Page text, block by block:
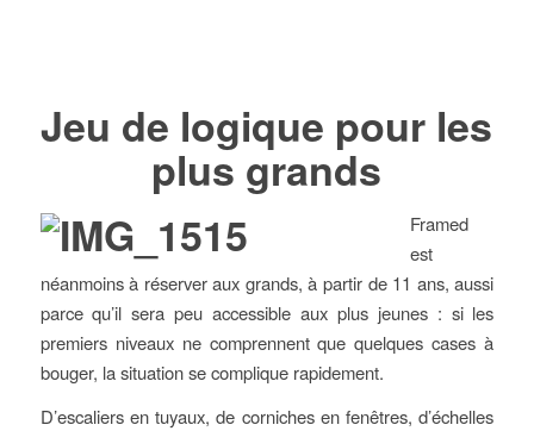
Jeu de logique pour les
plus grands
Framed
est
néanmoins à réserver aux grands, à partir de 11 ans, aussi
parce qu’il sera peu accessible aux plus jeunes : si les
premiers niveaux ne comprennent que quelques cases à
bouger, la situation se complique rapidement.
D’escaliers en tuyaux, de corniches en fenêtres, d’échelles